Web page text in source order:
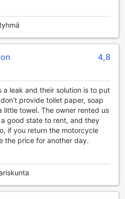
Olipa kyseessä sitten
tai rentouttava iltapäivä
takaa unohtumattomia
tarjoaa myös upeita
ja snorklaukseen. Vierailla on
monimuotoiseen merielämään.
ja purjelautailu ovat loistavia
adrenaliinintäyteisiä hetkiä ja
hieman enemmän vauhtia,
tarjoaa hauskaa koko perheelle.
täydellinen paikka, jossa voit
lomailun Bali saaren
ja Palvelut
vierailleen erinomaiset
4,8
a leak and their solution is to put
provide toilet paper, soap
little towel. The owner rented us
good state to rent, and they
if you return the motorcycle
the price for another day.